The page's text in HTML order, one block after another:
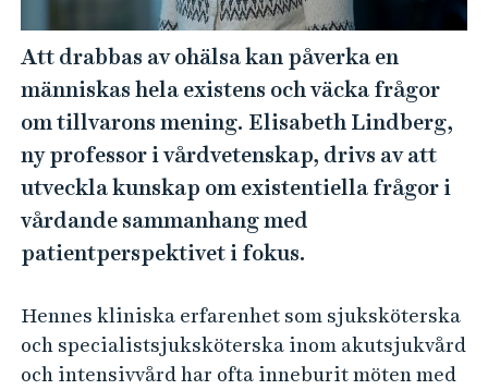
Att drabbas av ohälsa kan påverka en
människas hela existens och väcka frågor
om tillvarons mening. Elisabeth Lindberg,
ny professor i vårdvetenskap, drivs av att
utveckla kunskap om existentiella frågor i
vårdande sammanhang med
patientperspektivet i fokus.
Hennes kliniska erfarenhet som sjuksköterska
och specialistsjuksköterska inom akutsjukvård
och intensivvård har ofta inneburit möten med